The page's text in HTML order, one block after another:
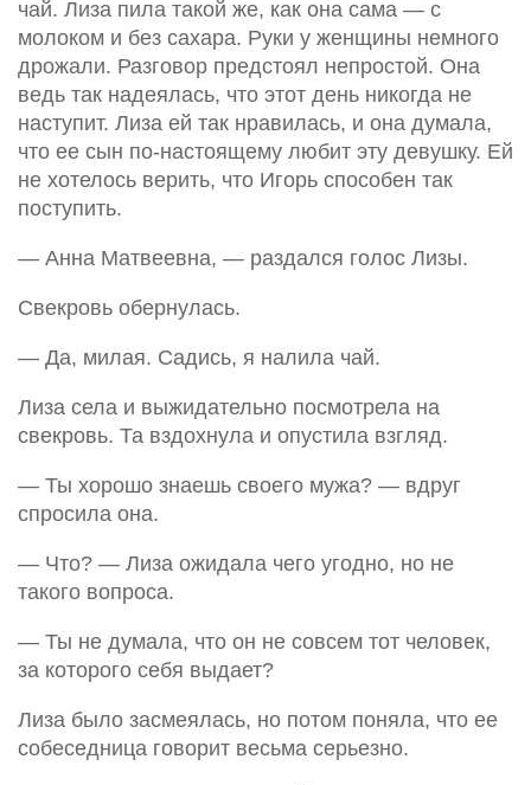
чай. Лиза пила такой же, как она сама — с
молоком и без сахара. Руки у женщины немного
дрожали. Разговор предстоял непростой. Она
ведь так надеялась, что этот день никогда не
наступит. Лиза ей так нравилась, и она думала,
что ее сын по-настоящему любит эту девушку. Ей
не хотелось верить, что Игорь способен так
поступить.
— Анна Матвеевна, — раздался голос Лизы.
Свекровь обернулась.
— Да, милая. Садись, я налила чай.
Лиза села и выжидательно посмотрела на
свекровь. Та вздохнула и опустила взгляд.
— Ты хорошо знаешь своего мужа? — вдруг
спросила она.
— Что? — Лиза ожидала чего угодно, но не
такого вопроса.
— Ты не думала, что он не совсем тот человек,
за которого себя выдает?
Лиза было засмеялась, но потом поняла, что ее
собеседница говорит весьма серьезно.